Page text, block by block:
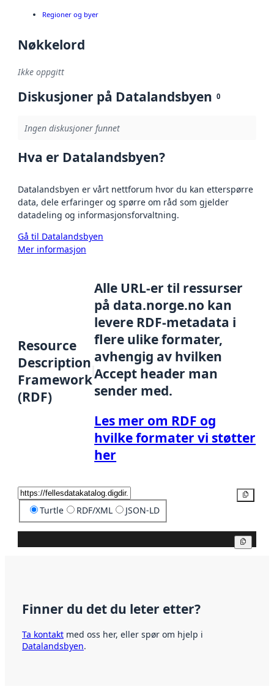
Regioner og byer
Nøkkelord
Ikke oppgitt
Diskusjoner på Datalandsbyen 0
Ingen diskusjoner funnet
Hva er Datalandsbyen?
Datalandsbyen er vårt nettforum hvor du kan etterspørre
data, dele erfaringer og spørre om råd som gjelder
datadeling og informasjonsforvaltning.
Gå til Datalandsbyen
Mer informasjon
Resource
Description
Framework
(RDF)
Alle URL-er til ressurser
på data.norge.no kan
levere RDF-metadata i
flere ulike formater,
avhengig av hvilken
Accept header man
sender med.
Les mer om RDF og
hvilke formater vi støtter
her
Turtle RDF/XML JSON-LD
Finner du det du leter etter?
Ta kontakt med oss her, eller spør om hjelp i
Datalandsbyen.